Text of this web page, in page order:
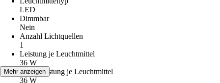
LED
Dimmbar
Nein
Anzahl Lichtquellen
1
Leistung je Leuchtmittel
36 W
Max. Leistung je Leuchtmittel
36 W
Mehr anzeigen